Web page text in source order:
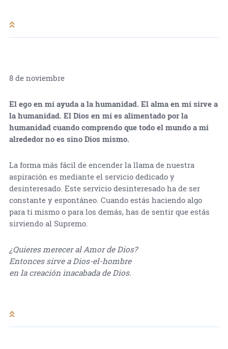
8 de noviembre
El ego en mí ayuda a la humanidad. El alma en mí sirve a
la humanidad. El Dios en mí es alimentado por la
humanidad cuando comprendo que todo el mundo a mi
alrededor no es sino Dios mismo.
La forma más fácil de encender la llama de nuestra
aspiración es mediante el servicio dedicado y
desinteresado. Este servicio desinteresado ha de ser
constante y espontáneo. Cuando estás haciendo algo
para ti mismo o para los demás, has de sentir que estás
sirviendo al Supremo.
¿Quieres merecer al Amor de Dios?
Entonces sirve a Dios-el-hombre
en la creación inacabada de Dios.